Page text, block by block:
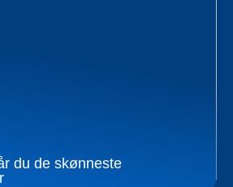
du de skønneste